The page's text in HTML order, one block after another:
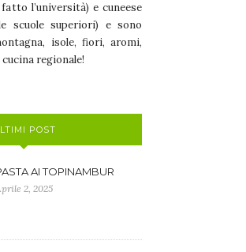
l’università) e cuneese
scuole superiori) e sono
isole, fiori, aromi,
cucina regionale!
POST
AI TOPINAMBUR
2, 2025